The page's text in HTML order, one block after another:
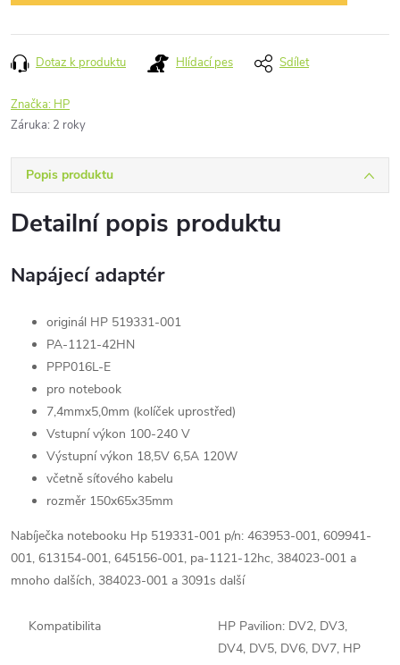
Dotaz k produktu Hlídací pes Sdílet
Značka: HP
Záruka: 2 roky
Popis produktu
Detailní popis produktu
Napájecí adaptér
originál HP 519331-001
PA-1121-42HN
PPP016L-E
pro notebook
7,4mmx5,0mm (kolíček uprostřed)
Vstupní výkon 100-240 V
Výstupní výkon 18,5V 6,5A 120W
včetně síťového kabelu
rozměr 150x65x35mm
Nabíječka notebooku Hp 519331-001 p/n: 463953-001, 609941-
001, 613154-001, 645156-001, pa-1121-12hc, 384023-001 a
mnoho dalších, 384023-001 a 3091s další
Kompatibilita
HP Pavilion: DV2, DV3,
DV4, DV5, DV6, DV7, HP